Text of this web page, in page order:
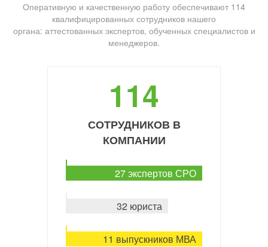
Оперативную и качественную работу обеспечивают 114
квалифицированных сотрудников нашего
органа: аттестованных экспертов, обученных специалистов и
менеджеров.
114
СОТРУДНИКОВ В
КОМПАНИИ
27 экспертов СРО
32 юриста
11 выпускников МВА